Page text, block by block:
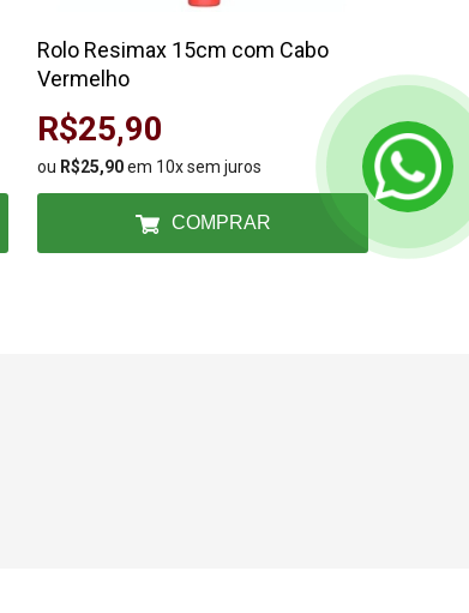
Rolo Resimax 15cm com Cabo
Vermelho
R$25,90
ou R$25,90em 10x sem juros
COMPRAR
ou